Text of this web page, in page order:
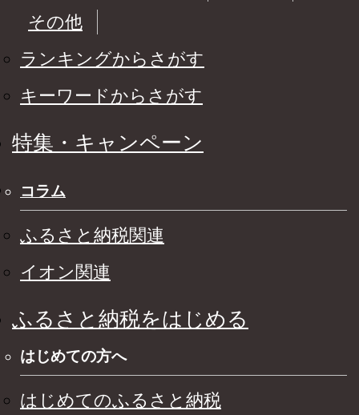
その他
ランキングからさがす
キーワードからさがす
特集・キャンペーン
コラム
ふるさと納税関連
イオン関連
ふるさと納税をはじめる
はじめての方へ
はじめてのふるさと納税